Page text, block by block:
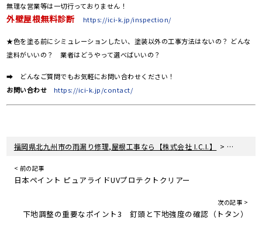
無理な営業等は一切行っておりません！
外壁屋根無料診断 https://ici-k.jp/inspection/
★色を塗る前にシミュレーションしたい、塗装以外の工事方法はないの？ どんな
塗料がいいの？ 業者はどうやって選べばいいの？
➡ どんなご質問でもお気軽にお問い合わせください！
お問い合わせ
https://ici-k.jp/contact/
福岡県北九州市の雨漏り修理,屋根工事なら【株式会社 I.C.I.】 > 塗料につ
< 前の記事
日本ペイント ピュアライドUVプロテクトクリアー
次の記事 >
下地調整の重要なポイント3 釘頭と下地強度の確認（トタン）